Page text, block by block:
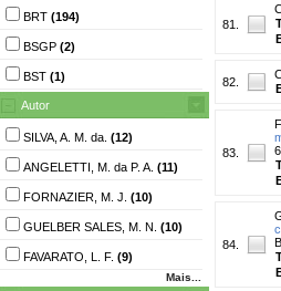
BRT (194)
BSGP (2)
BST (1)
Autor
SILVA, A. M. da. (12)
ANGELETTI, M. da P. A. (11)
FORNAZIER, M. J. (10)
GUELBER SALES, M. N. (10)
FAVARATO, L. F. (9)
Mais...
81.
82.
83.
84.